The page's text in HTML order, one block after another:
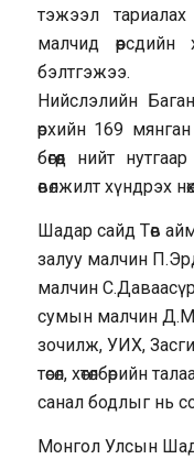
тэжээл
малчид
бэлтгэжээ.
Нийслэлийн
өрхийн 169
бөгөөд нийт
өвөлжилт хүндрэх
Шадар сайд Төв
залуу малчин
малчин
сумын малчин
зочилж, УИХ,
төсөл, хөтөлбөрийн
санал бодлыг нь
Монгол Улсын